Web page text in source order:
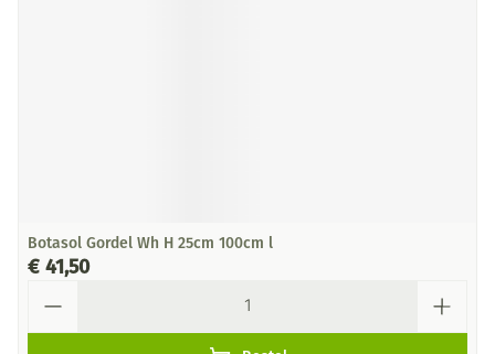
Botasol Gordel Wh H 25cm 100cm l
€ 41,50